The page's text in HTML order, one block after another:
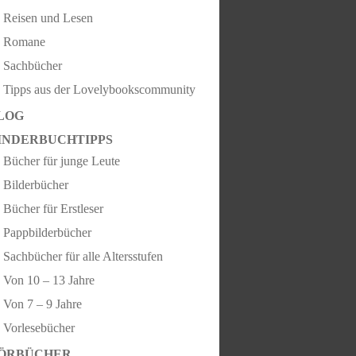
Reisen und Lesen
Romane
Sachbücher
Tipps aus der Lovelybookscommunity
Bücher für junge Leute
Bilderbücher
Bücher für Erstleser
Pappbilderbücher
Sachbücher für alle Altersstufen
Von 10 – 13 Jahre
Von 7 – 9 Jahre
Vorlesebücher